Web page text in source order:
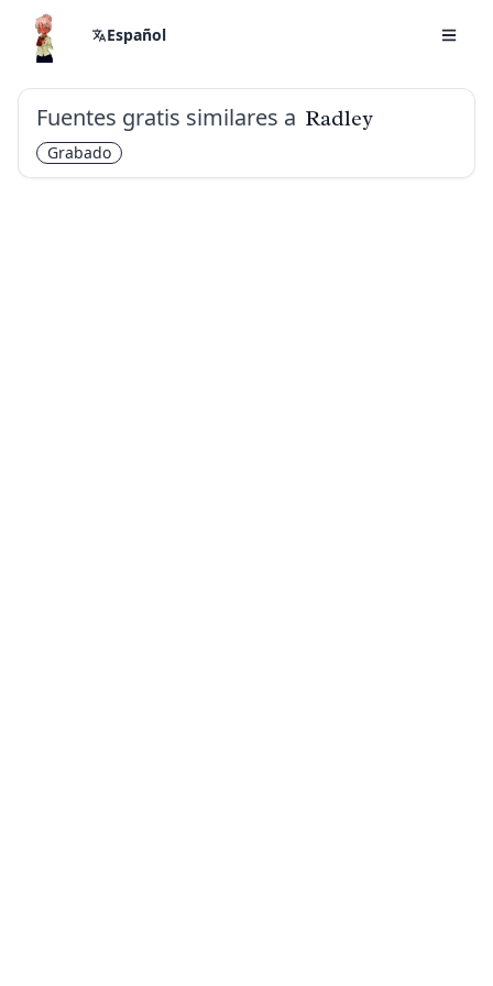
Español
Fuentes gratis similares a Radley
Grabado